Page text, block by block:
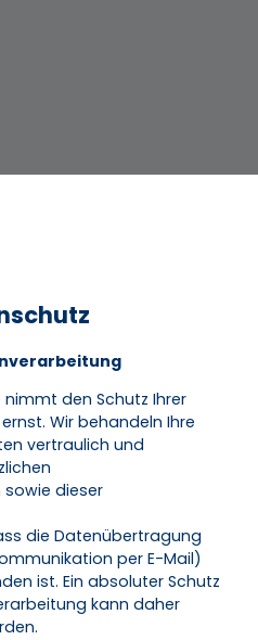
nimmt den Schutz Ihrer
Wir behandeln Ihre
vertraulich und
dieser
die Datenübertragung
per E-Mail)
ist. Ein absoluter Schutz
kann daher